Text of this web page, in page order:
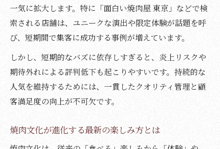
一気に拡大します。特に「面白い焼肉屋 東京」などで検
索される店舗は、ユニークな演出や限定体験が話題を呼
び、短期間で集客に成功する事例が増えています。
しかし、短期的なバズに依存しすぎると、炎上リスクや
期待外れによる評判低下も起こりやすいです。持続的な
人気を維持するためには、一貫したクオリティ管理と顧
客満足度の向上が不可欠です。
焼肉文化が進化する最新の楽しみ方とは